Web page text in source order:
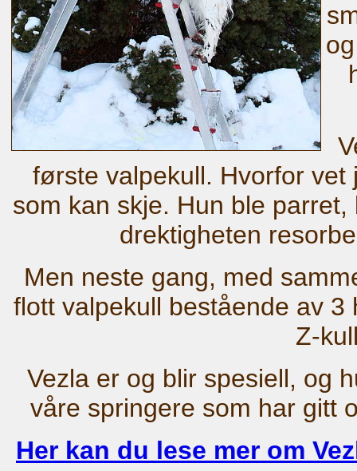
første valpekull. Hvorfor
som kan skje. Hun ble
drektigheten
Men neste gang, med
flott valpekull bestående av
Z-
Vezla er og blir spesiell, og
våre springere som har gitt
Her kan du lese mer om